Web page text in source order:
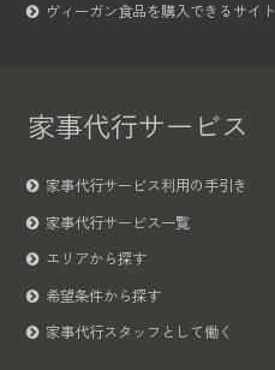
ヴィーガン食品を購入できるサイト
家事代行サービス
家事代行サービス利用の手引き
家事代行サービス一覧
エリアから探す
希望条件から探す
家事代行スタッフとして働く